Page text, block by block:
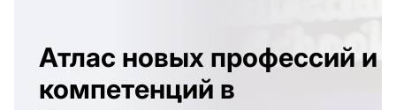
Атлас новых профессий и
компетенций в